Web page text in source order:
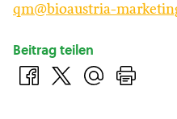
qm@bioaustria-
Beitrag teilen